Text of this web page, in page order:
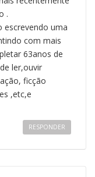
.
escrevendo uma
com mais
63anos de
ler,ouvir
ficção
,etc,e
RESPONDER